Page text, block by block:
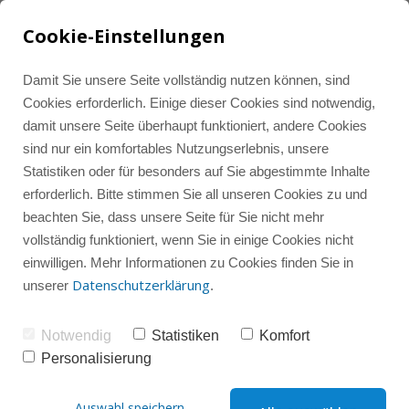
LinkedIn Marketing
Instagram Marketing
Instagram-Gruppencoaching
Sparring
Alle Beiträge
Instagram
LinkedIn
Social Media
Tools und Ressourcen
Instagram-Wissenshub
Instagram-Check
Cookie-Einstellungen
Damit Sie unsere Seite vollständig nutzen können, sind
Cookies erforderlich. Einige dieser Cookies sind notwendig,
damit unsere Seite überhaupt funktioniert, andere Cookies
sind nur ein komfortables Nutzungserlebnis, unsere
Statistiken oder für besonders auf Sie abgestimmte Inhalte
erforderlich. Bitte stimmen Sie all unseren Cookies zu und
beachten Sie, dass unsere Seite für Sie nicht mehr
vollständig funktioniert, wenn Sie in einige Cookies nicht
einwilligen. Mehr Informationen zu Cookies finden Sie in
unserer Datenschutzerklärung.
Notwendig Statistiken
Komfort
Personalisierung